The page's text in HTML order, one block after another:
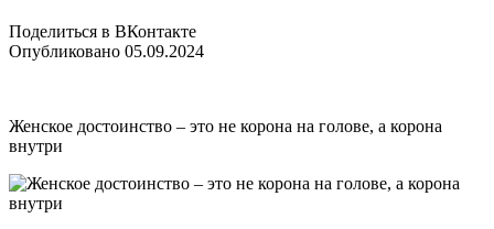
Поделиться в ВКонтакте
Опубликовано 05.09.2024
Женское достоинство – это не корона на голове, а корона
внутри